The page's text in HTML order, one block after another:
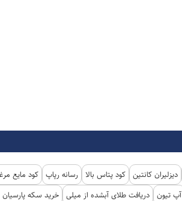
دیزلیران کانتین کود پتاس بالا رسانه رپاپ کود مایع
آپ تیون دریافت طلای آبشده از میلی خرید سکه